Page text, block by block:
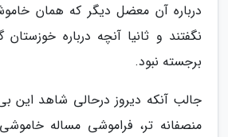
درباره آن معضل دیگر که همان
نگفتند و ثانیا آنچه درباره
برجسته نبود.
جالب آنکه دیروز درحالی شاهد این
منصفانه تر، فراموشی مساله